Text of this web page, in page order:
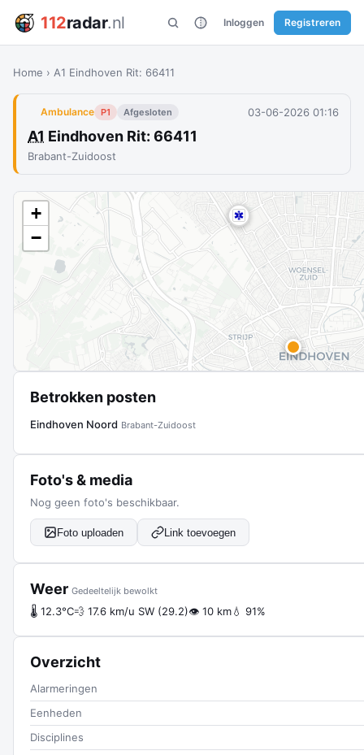
112radar.nl Inloggen Registreren
Home › A1 Eindhoven Rit: 66411
Ambulance P1 Afgesloten 03-06-2026 01:16
A1 Eindhoven Rit: 66411
Brabant-Zuidoost
+
−
Betrokken posten
Eindhoven Noord Brabant-Zuidoost
Foto's & media
Nog geen foto's beschikbaar.
Foto uploaden Link toevoegen
Weer Gedeeltelijk bewolkt
🌡 12.3°C💨 17.6 km/u SW (29.2)👁 10 km💧 91%
Overzicht
Alarmeringen
Eenheden
Disciplines